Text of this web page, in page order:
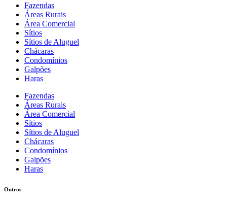
Fazendas
Áreas Rurais
Área Comercial
Sítios
Sítios de Aluguel
Chácaras
Condomínios
Galpões
Haras
Fazendas
Áreas Rurais
Área Comercial
Sítios
Sítios de Aluguel
Chácaras
Condomínios
Galpões
Haras
Outros